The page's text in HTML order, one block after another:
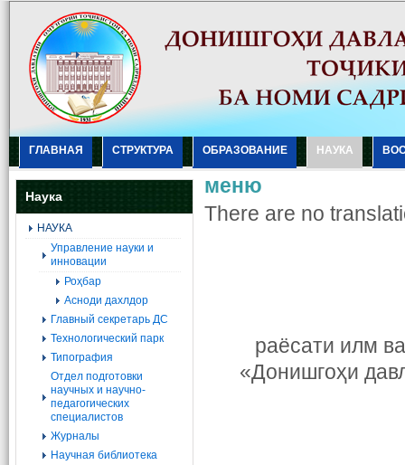
ГЛАВНАЯ СТРУКТУРА ОБРАЗОВАНИЕ НАУКА
Наука
НАУКА
Управление науки и
инновации
Роҳбар
Асноди дахлдор
Главный секретарь ДС
Технологический парк
Типография
Отдел подготовки
научных и научно-
педагогических
специалистов
Журналы
Научная библиотека
меню
There are no
раёсати илм
«Донишгоҳи